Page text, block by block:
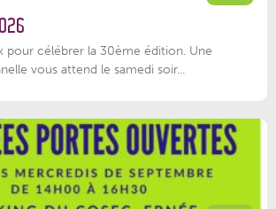
pour célébrer la 30ème édition. Une
vous attend le samedi soir...